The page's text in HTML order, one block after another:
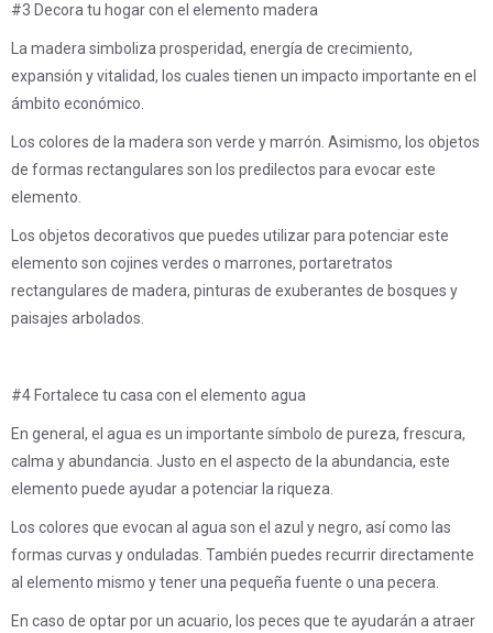
#3 Decora tu hogar con el elemento madera
La madera simboliza prosperidad, energía de crecimiento,
expansión y vitalidad, los cuales tienen un impacto importante en el
ámbito económico.
Los colores de la madera son verde y marrón. Asimismo, los objetos
de formas rectangulares son los predilectos para evocar este
elemento.
Los objetos decorativos que puedes utilizar para potenciar este
elemento son cojines verdes o marrones, portaretratos
rectangulares de madera, pinturas de exuberantes de bosques y
paisajes arbolados.
#4 Fortalece tu casa con el elemento agua
En general, el agua es un importante símbolo de pureza, frescura,
calma y abundancia. Justo en el aspecto de la abundancia, este
elemento puede ayudar a potenciar la riqueza.
Los colores que evocan al agua son el azul y negro, así como las
formas curvas y onduladas. También puedes recurrir directamente
al elemento mismo y tener una pequeña fuente o una pecera.
En caso de optar por un acuario, los peces que te ayudarán a atraer